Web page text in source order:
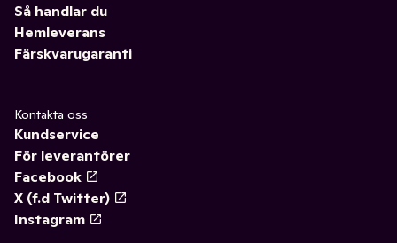
Så handlar du
Hemleverans
Färskvarugaranti
Kontakta oss
Kundservice
För leverantörer
Facebook
X (f.d Twitter)
Instagram